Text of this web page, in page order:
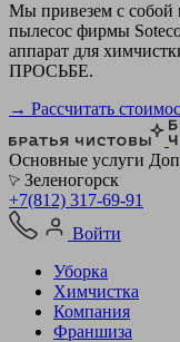
Мы привезем с собой
пылесос фирмы
аппарат для
ПРОСЬБЕ.
→ Рассчитать
Основные услуги
Зеленогорск
+7(812) 317-69-91
Войти
Уборка
Химчистка
Компания
Франшиза